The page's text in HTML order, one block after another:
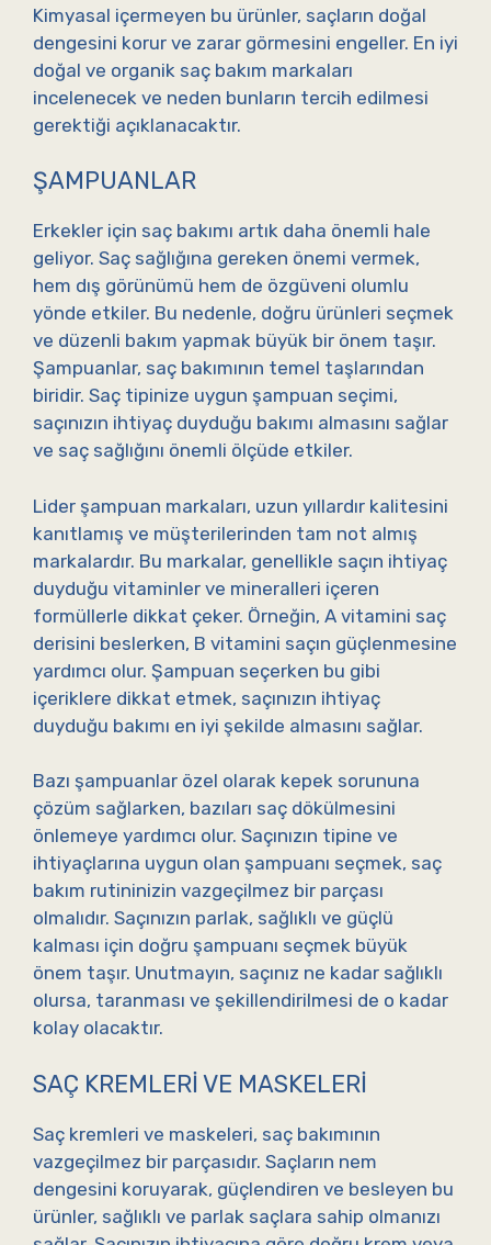
Kimyasal içermeyen bu ürünler, saçların doğal
dengesini korur ve zarar görmesini engeller. En iyi
doğal ve organik saç bakım markaları
incelenecek ve neden bunların tercih edilmesi
gerektiği açıklanacaktır.
ŞAMPUANLAR
Erkekler için saç bakımı artık daha önemli hale
geliyor. Saç sağlığına gereken önemi vermek,
hem dış görünümü hem de özgüveni olumlu
yönde etkiler. Bu nedenle, doğru ürünleri seçmek
ve düzenli bakım yapmak büyük bir önem taşır.
Şampuanlar, saç bakımının temel taşlarından
biridir. Saç tipinize uygun şampuan seçimi,
saçınızın ihtiyaç duyduğu bakımı almasını sağlar
ve saç sağlığını önemli ölçüde etkiler.
Lider şampuan markaları, uzun yıllardır kalitesini
kanıtlamış ve müşterilerinden tam not almış
markalardır. Bu markalar, genellikle saçın ihtiyaç
duyduğu vitaminler ve mineralleri içeren
formüllerle dikkat çeker. Örneğin, A vitamini saç
derisini beslerken, B vitamini saçın güçlenmesine
yardımcı olur. Şampuan seçerken bu gibi
içeriklere dikkat etmek, saçınızın ihtiyaç
duyduğu bakımı en iyi şekilde almasını sağlar.
Bazı şampuanlar özel olarak kepek sorununa
çözüm sağlarken, bazıları saç dökülmesini
önlemeye yardımcı olur. Saçınızın tipine ve
ihtiyaçlarına uygun olan şampuanı seçmek, saç
bakım rutininizin vazgeçilmez bir parçası
olmalıdır. Saçınızın parlak, sağlıklı ve güçlü
kalması için doğru şampuanı seçmek büyük
önem taşır. Unutmayın, saçınız ne kadar sağlıklı
olursa, taranması ve şekillendirilmesi de o kadar
kolay olacaktır.
SAÇ KREMLERI VE MASKELERI
Saç kremleri ve maskeleri, saç bakımının
vazgeçilmez bir parçasıdır. Saçların nem
dengesini koruyarak, güçlendiren ve besleyen bu
ürünler, sağlıklı ve parlak saçlara sahip olmanızı